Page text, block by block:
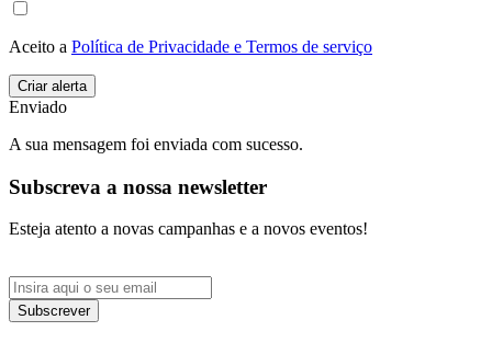
Aceito a Política de Privacidade e Termos de serviço
Enviado
A sua mensagem foi enviada com sucesso.
Subscreva a nossa newsletter
Esteja atento a novas campanhas e a novos eventos!